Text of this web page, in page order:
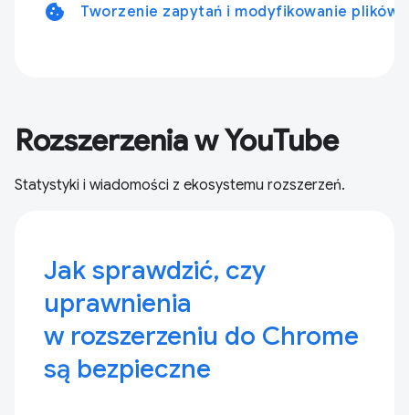
cookie Tworzenie zapytań i modyfikowanie plików
Rozszerzenia w YouTube
Statystyki i wiadomości z ekosystemu rozszerzeń.
Jak sprawdzić, czy
uprawnienia
w rozszerzeniu do Chrome
są bezpieczne